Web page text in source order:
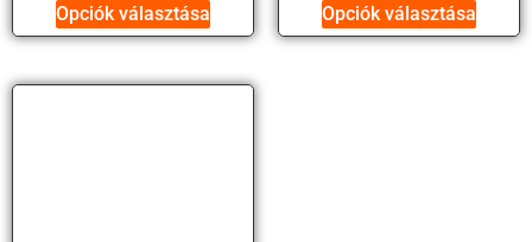
Opciók választása Opciók választása